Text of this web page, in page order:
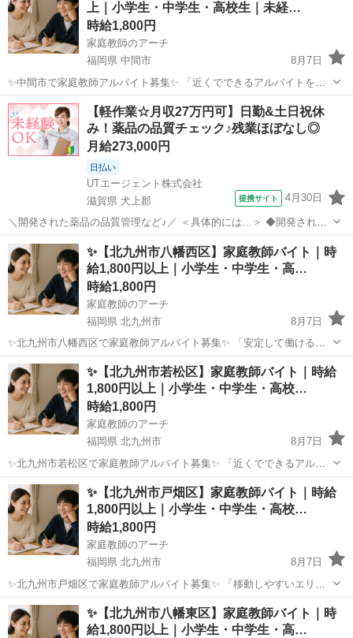
す。 現在...
上｜小学生・中学生・高校生｜未経…
時給1,800円
家庭教師のアーチ
福岡県 中間市
8月7日
✨中間市で家庭教師アルバイト募集✨ 「近くでできるアルバイトを探
している」 「中間市で家庭教師の仕事に興味がある」 「子どもの学習
をサポートしたい」 そんな方におすすめの家庭教師バイトです。 現
在、中間...
福岡 中間市 家庭教師 時給
【軽作業☆月収27万円可】日勤&土日祝休
み！薬品の品質チェック♪残業ほぼなし◎
月給273,000円
日払い
UTエージェント株式会社
滋賀県 犬上郡
提携サイト 4月30日
＼開発された薬品の品質管理など♪／ ＜具体的には…＞ ◆開発された
薬品の品質チェック ◆薬品の性能・性質の説明をするためのQC作業
→QCとは品質管理(QualityControl)のことです！ ◆薬品の測定検査 ◆
試験の...
滋賀 犬上郡 その他
✨【北九州市八幡西区】家庭教師バイト｜時
給1,800円以上｜小学生・中学生・高…
時給1,800円
家庭教師のアーチ
福岡県 北九州市
8月7日
✨北九州市八幡西区で家庭教師アルバイト募集✨ 「安定して働けるア
ルバイトを探している」 「八幡西区で家庭教師の仕事に挑戦したい」
「子どもの学習をサポートする仕事がしたい」 そんな方におすすめの
家庭教師バイト...
福岡 北九州市 家庭教師 時給
✨【北九州市若松区】家庭教師バイト｜時給
1,800円以上｜小学生・中学生・高校…
時給1,800円
家庭教師のアーチ
福岡県 北九州市
8月7日
✨北九州市若松区で家庭教師アルバイト募集✨ 「近くでできるアルバ
イトを探している」 「若松区で家庭教師の仕事に興味がある」 「子ど
もの学習をじっくりサポートしたい」 そんな方におすすめの家庭教師
バイトです。 ...
福岡 北九州市 家庭教師 時給
✨【北九州市戸畑区】家庭教師バイト｜時給
1,800円以上｜小学生・中学生・高校…
時給1,800円
家庭教師のアーチ
福岡県 北九州市
8月7日
✨北九州市戸畑区で家庭教師アルバイト募集✨ 「移動しやすいエリア
で働きたい」 「戸畑区で家庭教師の仕事に興味がある」 「スキマ時間
を活かして働きたい」 そんな方におすすめの家庭教師バイトです。 現
在、北...
福岡 北九州市 家庭教師 時給
✨【北九州市八幡東区】家庭教師バイト｜時
給1,800円以上｜小学生・中学生・高…